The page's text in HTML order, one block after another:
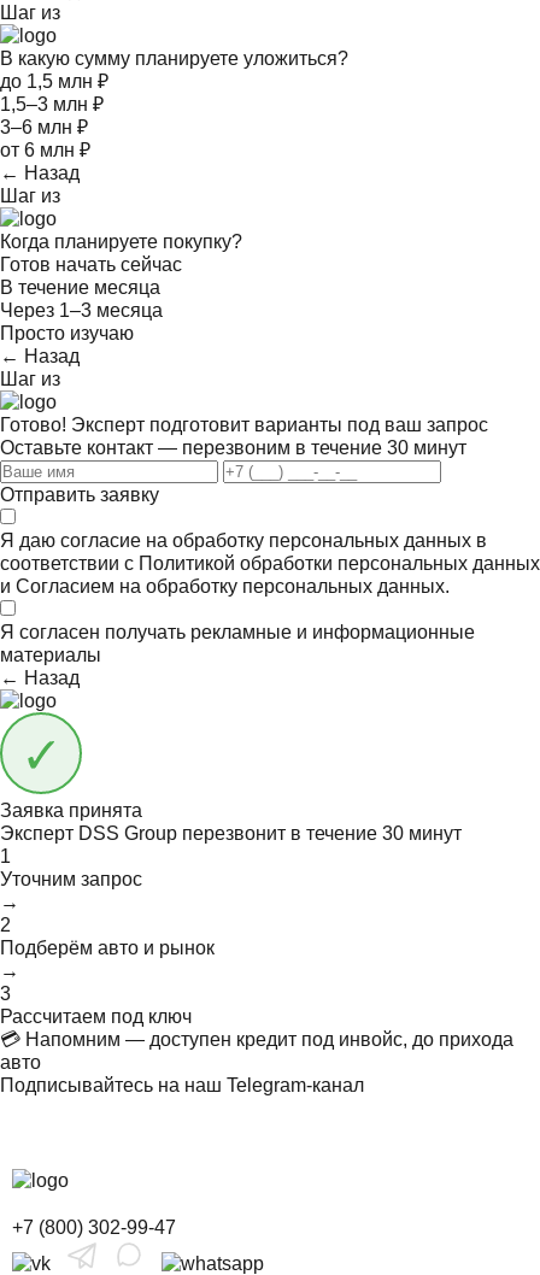
Шаг из
В какую сумму планируете уложиться?
до 1,5 млн ₽
1,5–3 млн ₽
3–6 млн ₽
от 6 млн ₽
← Назад
Шаг из
Когда планируете покупку?
Готов начать сейчас
В течение месяца
Через 1–3 месяца
Просто изучаю
← Назад
Шаг из
Готово! Эксперт подготовит варианты под ваш запрос
Оставьте контакт — перезвоним в течение 30 минут
Отправить заявку
Я даю согласие на обработку персональных данных в
соответствии с Политикой обработки персональных данных
и Согласием на обработку персональных данных.
Я согласен получать рекламные и информационные
материалы
← Назад
Заявка принята
Эксперт DSS Group перезвонит в течение 30 минут
1
Уточним запрос
→
2
Подберём авто и рынок
→
3
Рассчитаем под ключ
💳 Напомним — доступен кредит под инвойс, до прихода
авто
Подписывайтесь на наш Telegram-канал
+7 (800) 302-99-47